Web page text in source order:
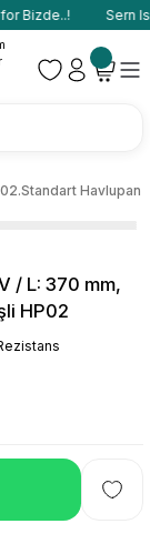
Bizde..! Sern
02.Standart Havlupan
/ L: 370 mm,
HP02